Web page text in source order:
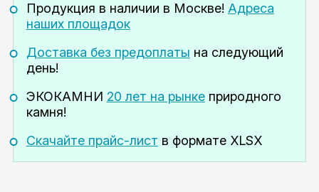
Продукция в наличии в Москве! Адреса
наших площадок
Доставка без предоплаты на следующий
день!
ЭКОКАМНИ 20 лет на рынкеприродного
камня!
Скачайте прайс-лист в формате XLSX